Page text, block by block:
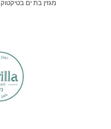
מגזין בת ים בטיקטוק